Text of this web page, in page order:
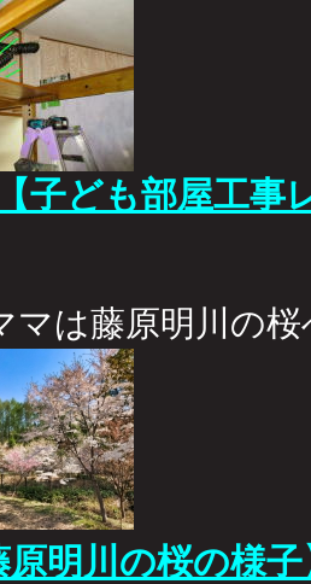
子ども部屋工事
マは藤原明川の桜
原明川の桜の様子